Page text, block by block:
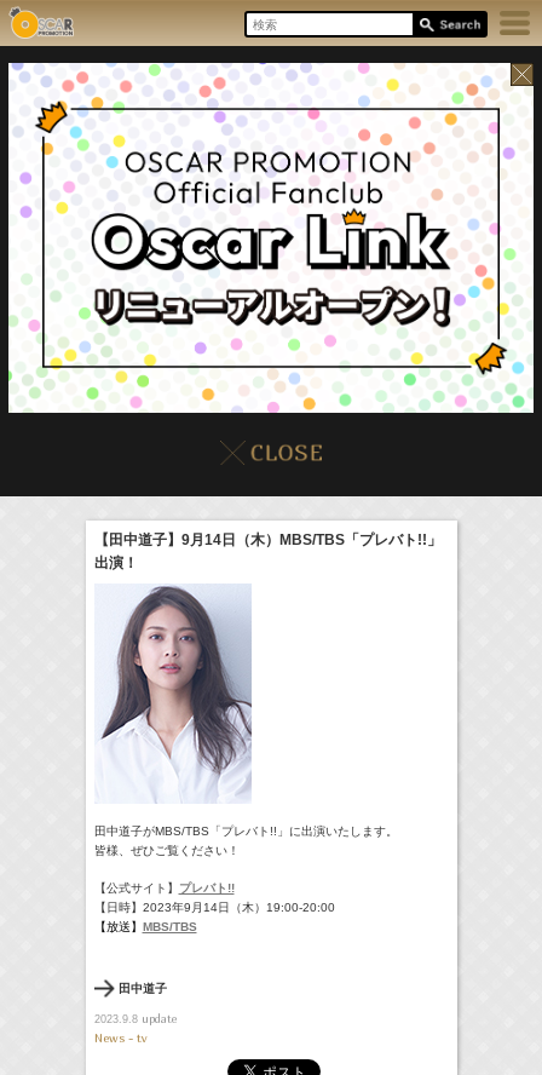
本日の出演情報8/8(Sat) イベント販売情報
17:55-18:00
(Radio) ラジオドラマ「一建設presents おうちのはなし」 髙橋ひかる
(TV) 一泊家族
19:30-19:45
(Radio)
21:00 -21:30
Radio ) 藤田ニコルのニコニチ
【田中道子】9月14日（木）MBS/TBS「プレバト!!」
出演！
田中道子がMBS/TBS「プレバト!!」に出演いたします。
皆様、ぜひご覧ください！
【公式サイト】
プレバト!!
【日時】2023年9月14日（木）19:00-20:00
【放送】 MBS/TBS
田中道子
2023.9.8update
News - tv